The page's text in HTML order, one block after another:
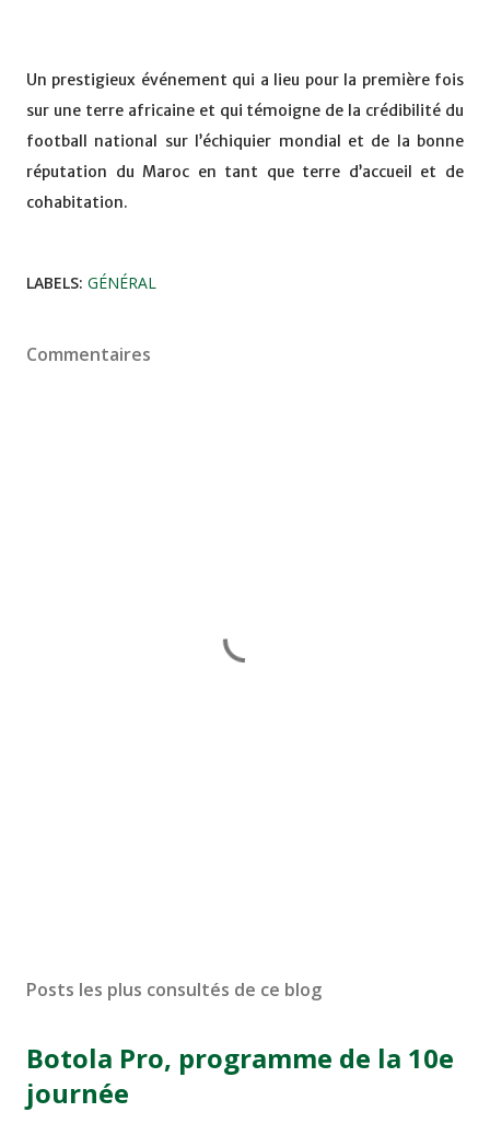
Un prestigieux événement qui a lieu pour la première fois
sur une terre africaine et qui témoigne de la crédibilité du
football national sur l’échiquier mondial et de la bonne
réputation du Maroc en tant que terre d’accueil et de
cohabitation.
LABELS: GÉNÉRAL
Commentaires
Posts les plus consultés de ce blog
Botola Pro, programme de la 10e
journée